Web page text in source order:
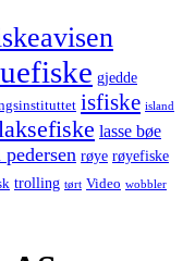
gjedde
isfiske island
lasse bøe
røye røyefiske
trolling tørt Video wobbler